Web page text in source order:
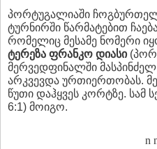
პორტუგალიაში
ტურნირში წარმატებით
რომელიც მესამე ნომერი
ტერეზა ფრანკო დიასი
მერვედფინალში მასპინძელ
არკვევდა ურთიერთობას.
წუთი დაჰყვეს კორტზე. სამ
6:1) მოიგო.
n